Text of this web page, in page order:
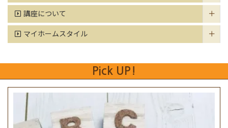
講座について
マイホームスタイル
Pick UP!